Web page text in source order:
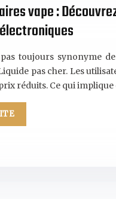
vape :
pas toujours synonyme
pas cher. Les
réduits. Ce qui